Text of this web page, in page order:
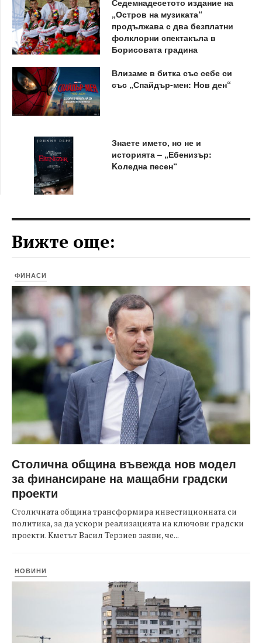
„Остров на музиката“
продължава с два безплатни
фолклорни спектакъла в
Борисовата градина
Влизаме в битка със себе си
със „Спайдър-мен: Нов ден“
Знаете името, но не и
историята – „Ебенизър:
Kоледна песен“
Вижте още:
ФИНАСИ
Столична община въвежда нов модел
за финансиране на мащабни градски
проекти
Столичната община трансформира инвестиционната си
политика, за да ускори реализацията на ключови градски
проекти. Кметът Васил Терзиев заяви, че...
НОВИНИ